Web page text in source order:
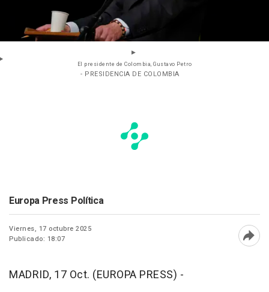
El presidente de Colombia, Gustavo Petro
- PRESIDENCIA DE COLOMBIA
Europa Press Política
Viernes, 17 octubre 2025
Publicado: 18:07
MADRID, 17 Oct. (EUROPA PRESS) -